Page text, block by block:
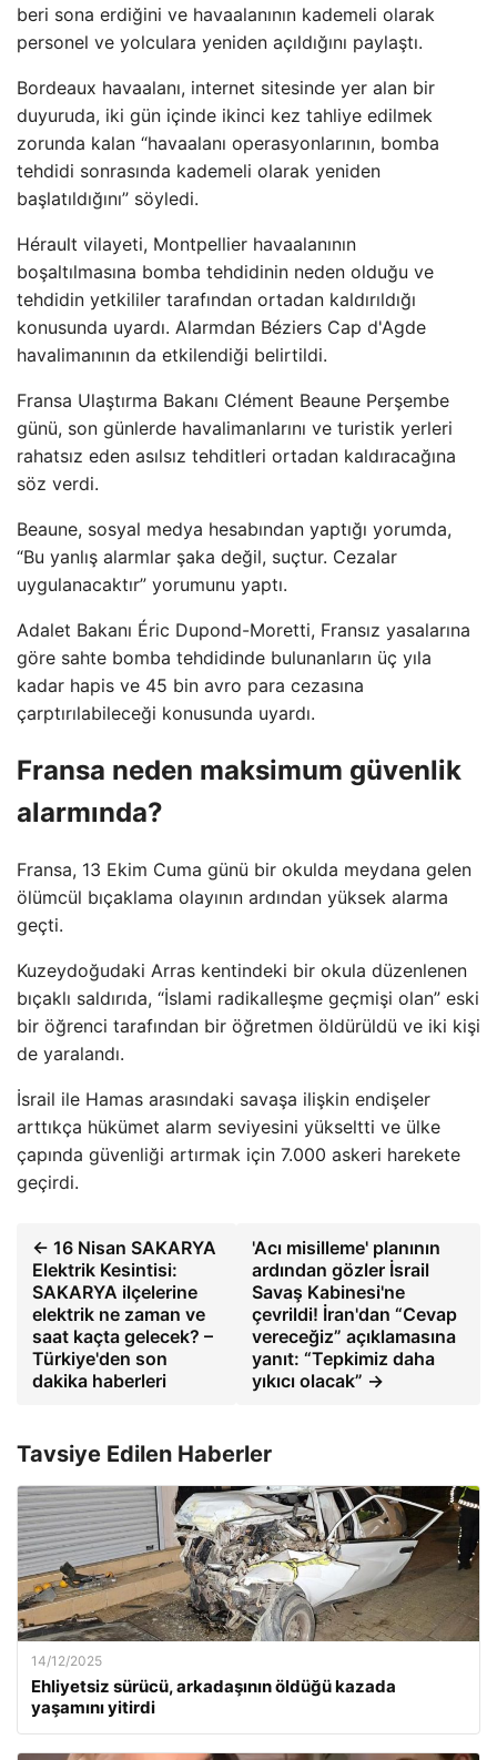
beri sona erdiğini ve havaalanının kademeli olarak
personel ve yolculara yeniden açıldığını paylaştı.
Bordeaux havaalanı, internet sitesinde yer alan bir
duyuruda, iki gün içinde ikinci kez tahliye edilmek
zorunda kalan “havaalanı operasyonlarının, bomba
tehdidi sonrasında kademeli olarak yeniden
başlatıldığını” söyledi.
Hérault vilayeti, Montpellier havaalanının
boşaltılmasına bomba tehdidinin neden olduğu ve
tehdidin yetkililer tarafından ortadan kaldırıldığı
konusunda uyardı. Alarmdan Béziers Cap d'Agde
havalimanının da etkilendiği belirtildi.
Fransa Ulaştırma Bakanı Clément Beaune Perşembe
günü, son günlerde havalimanlarını ve turistik yerleri
rahatsız eden asılsız tehditleri ortadan kaldıracağına
söz verdi.
Beaune, sosyal medya hesabından yaptığı yorumda,
“Bu yanlış alarmlar şaka değil, suçtur. Cezalar
uygulanacaktır” yorumunu yaptı.
Adalet Bakanı Éric Dupond-Moretti, Fransız yasalarına
göre sahte bomba tehdidinde bulunanların üç yıla
kadar hapis ve 45 bin avro para cezasına
çarptırılabileceği konusunda uyardı.
Fransa neden maksimum güvenlik
alarmında?
Fransa, 13 Ekim Cuma günü bir okulda meydana gelen
ölümcül bıçaklama olayının ardından yüksek alarma
geçti.
Kuzeydoğudaki Arras kentindeki bir okula düzenlenen
bıçaklı saldırıda, “İslami radikalleşme geçmişi olan” eski
bir öğrenci tarafından bir öğretmen öldürüldü ve iki kişi
de yaralandı.
İsrail ile Hamas arasındaki savaşa ilişkin endişeler
arttıkça hükümet alarm seviyesini yükseltti ve ülke
çapında güvenliği artırmak için 7.000 askeri harekete
geçirdi.
← 16 Nisan SAKARYA
Elektrik Kesintisi:
SAKARYA ilçelerine
elektrik ne zaman ve
saat kaçta gelecek? –
Türkiye'den son
dakika haberleri
'Acı misilleme' planının
ardından gözler İsrail
Savaş Kabinesi'ne
çevrildi! İran'dan “Cevap
vereceğiz” açıklamasına
yanıt: “Tepkimiz daha
yıkıcı olacak” →
Tavsiye Edilen Haberler
14/12/2025
Ehliyetsiz sürücü, arkadaşının öldüğü kazada
yaşamını yitirdi